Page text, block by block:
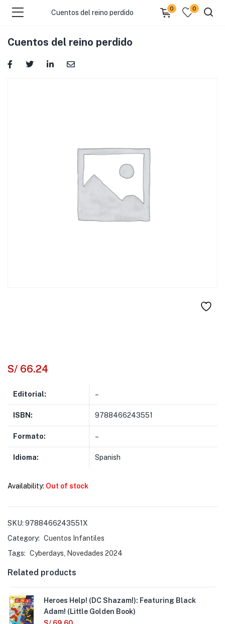
Cuentos del reino perdido
0 0
Cuentos del reino perdido
S/ 66.24
Editorial: –
ISBN: 9788466243551
Formato: –
Idioma: Spanish
Availability: Out of stock
SKU: 9788466243551X
Category: Cuentos Infantiles
Tags: Cyberdays Novedades 2024
Related products
Heroes Help! (DC Shazam!): Featuring Black
Adam! (Little Golden Book)